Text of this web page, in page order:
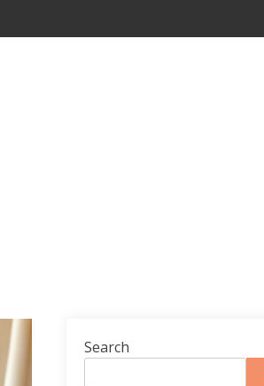
Search